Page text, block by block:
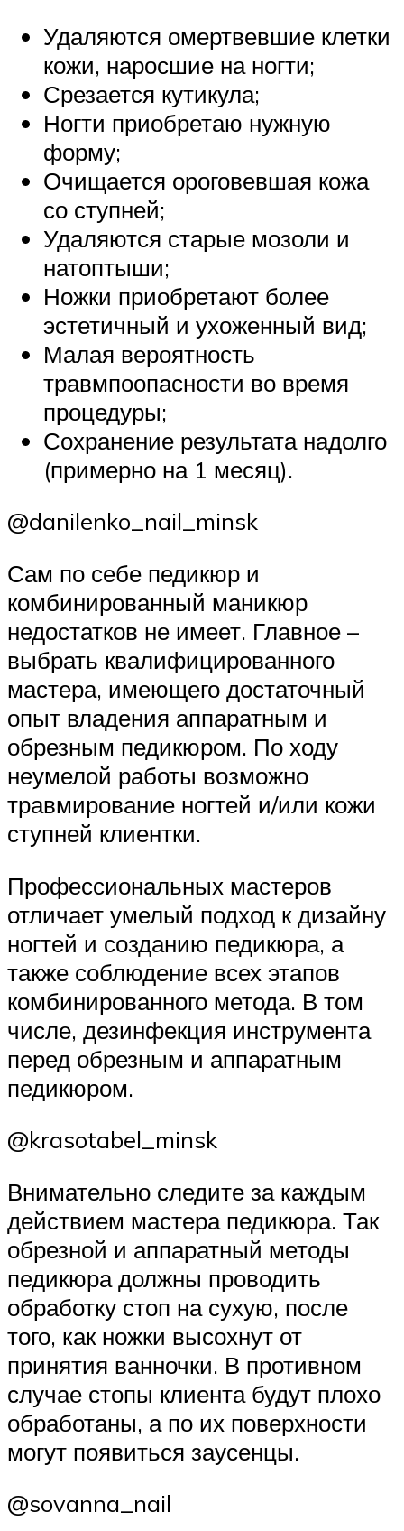
Удаляются омертвевшие клетки
кожи, наросшие на ногти;
Срезается кутикула;
Ногти приобретаю нужную
форму;
Очищается ороговевшая кожа
со ступней;
Удаляются старые мозоли и
натоптыши;
Ножки приобретают более
эстетичный и ухоженный вид;
Малая вероятность
травмпоопасности во время
процедуры;
Сохранение результата надолго
(примерно на 1 месяц).
@danilenko_nail_minsk
Сам по себе педикюр и
комбинированный маникюр
недостатков не имеет. Главное –
выбрать квалифицированного
мастера, имеющего достаточный
опыт владения аппаратным и
обрезным педикюром. По ходу
неумелой работы возможно
травмирование ногтей и/или кожи
ступней клиентки.
Профессиональных мастеров
отличает умелый подход к дизайну
ногтей и созданию педикюра, а
также соблюдение всех этапов
комбинированного метода. В том
числе, дезинфекция инструмента
перед обрезным и аппаратным
педикюром.
@krasotabel_minsk
Внимательно следите за каждым
действием мастера педикюра. Так
обрезной и аппаратный методы
педикюра должны проводить
обработку стоп на сухую, после
того, как ножки высохнут от
принятия ванночки. В противном
случае стопы клиента будут плохо
обработаны, а по их поверхности
могут появиться заусенцы.
@sovanna_nail